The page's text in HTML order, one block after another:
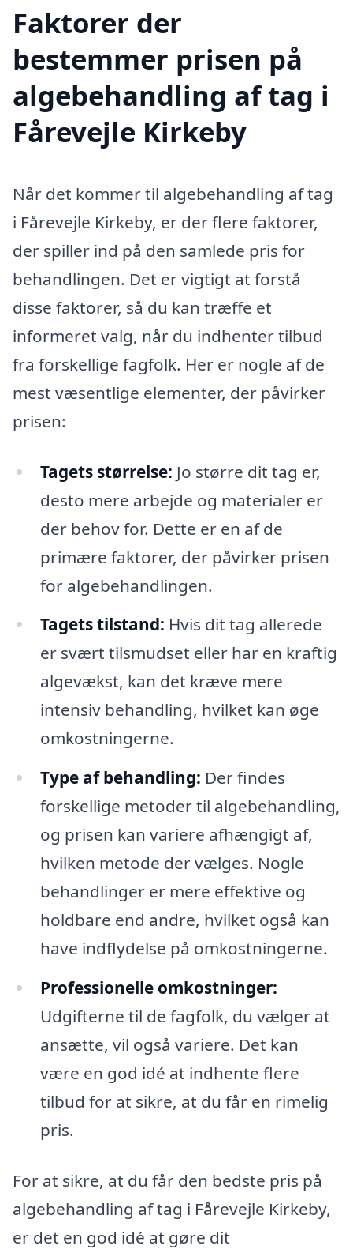
Faktorer der
bestemmer prisen på
algebehandling af tag i
Fårevejle Kirkeby
Når det kommer til algebehandling af tag
i Fårevejle Kirkeby, er der flere faktorer,
der spiller ind på den samlede pris for
behandlingen. Det er vigtigt at forstå
disse faktorer, så du kan træffe et
informeret valg, når du indhenter tilbud
fra forskellige fagfolk. Her er nogle af de
mest væsentlige elementer, der påvirker
prisen:
Tagets størrelse: Jo større dit tag er,
desto mere arbejde og materialer er
der behov for. Dette er en af de
primære faktorer, der påvirker prisen
for algebehandlingen.
Tagets tilstand: Hvis dit tag allerede
er svært tilsmudset eller har en kraftig
algevækst, kan det kræve mere
intensiv behandling, hvilket kan øge
omkostningerne.
Type af behandling: Der findes
forskellige metoder til algebehandling,
og prisen kan variere afhængigt af,
hvilken metode der vælges. Nogle
behandlinger er mere effektive og
holdbare end andre, hvilket også kan
have indflydelse på omkostningerne.
Professionelle omkostninger:
Udgifterne til de fagfolk, du vælger at
ansætte, vil også variere. Det kan
være en god idé at indhente flere
tilbud for at sikre, at du får en rimelig
pris.
For at sikre, at du får den bedste pris på
algebehandling af tag i Fårevejle Kirkeby,
er det en god idé at gøre dit